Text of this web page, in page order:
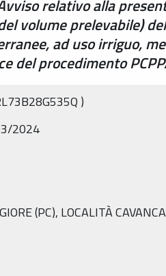
relativo alla
volume prelevabile)
ad uso irriguo,
del procedimento
)
2024
(PC), LOCALITÀCAVANCA